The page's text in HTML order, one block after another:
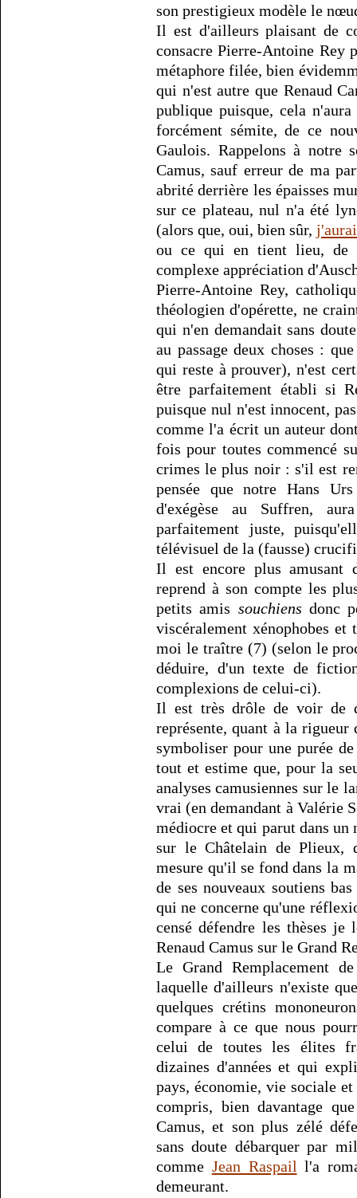
son prestigieux modèle le
Il est d'ailleurs plaisant de
consacre Pierre-Antoine Rey
métaphore filée, bien
qui n'est autre que Renaud
publique puisque, cela
forcément sémite, de ce
Gaulois. Rappelons à notre
Camus, sauf erreur de ma
abrité derrière les épaisses
sur ce plateau, nul n'a été
(alors que, oui, bien sûr,
ou ce qui en tient lieu, de
complexe appréciation
Pierre-Antoine Rey,
théologien d'opérette, ne
qui n'en demandait sans
au passage deux choses :
qui reste à prouver), n'est
être parfaitement établi si
puisque nul n'est innocent,
comme l'a écrit un auteur
fois pour toutes commencé
crimes le plus noir : s'il est
pensée que notre Hans
d'exégèse au Suffren,
parfaitement juste,
télévisuel de la (fausse)
Il est encore plus amusant
reprend à son compte les
petits amis souchiens donc
viscéralement xénophobes et
moi le traître (7) (selon le
déduire, d'un texte de
complexions de celui-ci).
Il est très drôle de voir de
représente, quant à la
symboliser pour une purée
tout et estime que, pour la
analyses camusiennes sur le
vrai (en demandant à Valérie
médiocre et qui parut dans un
sur le Châtelain de
mesure qu'il se fond dans la
de ses nouveaux soutiens
qui ne concerne qu'une
censé défendre les thèses je
Renaud Camus sur le Grand
Le Grand Remplacement
laquelle d'ailleurs n'existe
quelques crétins
compare à ce que nous
celui de toutes les élites
dizaines d'années et qui
pays, économie, vie sociale
compris, bien davantage
Camus, et son plus zélé
sans doute débarquer par
comme Jean Raspail l'a
demeurant.